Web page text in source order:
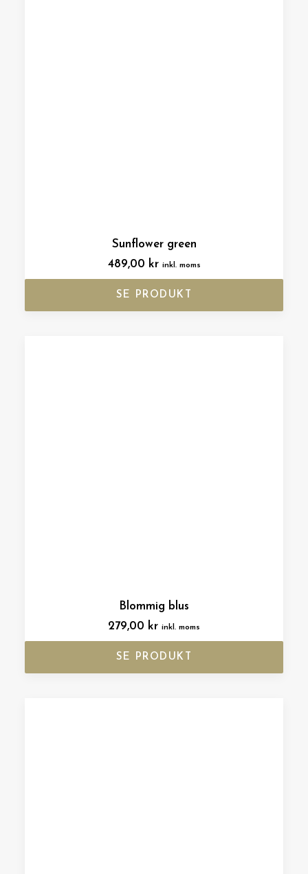
Sunflower green
489,00 kr inkl. moms
SE PRODUKT
Blommig blus
279,00 kr inkl. moms
SE PRODUKT